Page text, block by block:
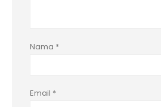
Nama *
Email *